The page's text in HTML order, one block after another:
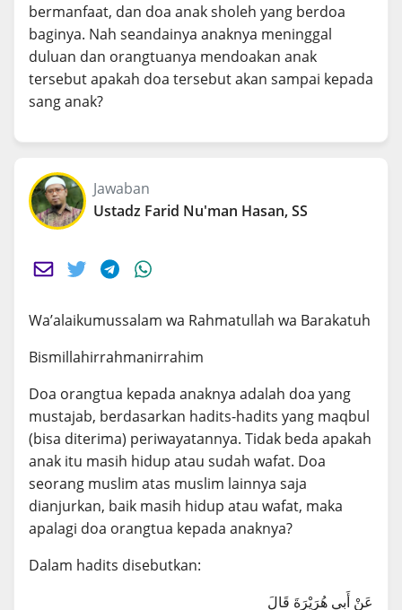
bermanfaat, dan doa anak sholeh yang berdoa
baginya. Nah seandainya anaknya meninggal
duluan dan orangtuanya mendoakan anak
tersebut apakah doa tersebut akan sampai kepada
sang anak?
Jawaban
Ustadz Farid Nu'man Hasan, SS
Wa’alaikumussalam wa Rahmatullah wa Barakatuh
Bismillahirrahmanirrahim
Doa orangtua kepada anaknya adalah doa yang
mustajab, berdasarkan hadits-hadits yang maqbul
(bisa diterima) periwayatannya. Tidak beda apakah
anak itu masih hidup atau sudah wafat. Doa
seorang muslim atas muslim lainnya saja
dianjurkan, baik masih hidup atau wafat, maka
apalagi doa orangtua kepada anaknya?
Dalam hadits disebutkan:
عَنْ أَبِي هُرَيْرَةَ قَالَ